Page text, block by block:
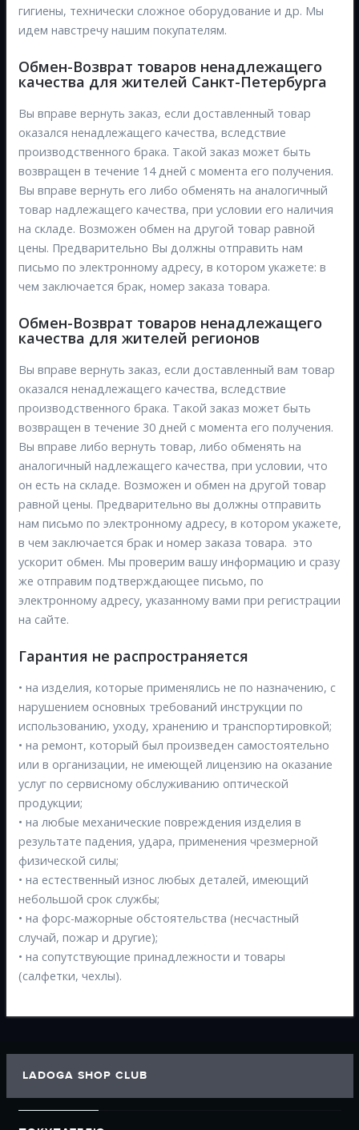
гигиены, технически сложное оборудование и др. Мы
идем навстречу нашим покупателям.
Обмен-Возврат товаров ненадлежащего
качества для жителей Санкт-Петербурга
Вы вправе вернуть заказ, если доставленный товар
оказался ненадлежащего качества, вследствие
производственного брака. Такой заказ может быть
возвращен в течение 14 дней с момента его получения.
Вы вправе вернуть его либо обменять на аналогичный
товар надлежащего качества, при условии его наличия
на складе. Возможен обмен на другой товар равной
цены. Предварительно Вы должны отправить нам
письмо по электронному адресу, в котором укажете: в
чем заключается брак, номер заказа товара.
Обмен-Возврат товаров ненадлежащего
качества для жителей регионов
Вы вправе вернуть заказ, если доставленный вам товар
оказался ненадлежащего качества, вследствие
производственного брака. Такой заказ может быть
возвращен в течение 30 дней с момента его получения.
Вы вправе либо вернуть товар, либо обменять на
аналогичный надлежащего качества, при условии, что
он есть на складе. Возможен и обмен на другой товар
равной цены. Предварительно вы должны отправить
нам письмо по электронному адресу, в котором укажете,
в чем заключается брак и номер заказа товара. это
ускорит обмен. Мы проверим вашу информацию и сразу
же отправим подтверждающее письмо, по
электронному адресу, указанному вами при регистрации
на сайте.
Гарантия не распространяется
• на изделия, которые применялись не по назначению, с
нарушением основных требований инструкции по
использованию, уходу, хранению и транспортировкой;
• на ремонт, который был произведен самостоятельно
или в организации, не имеющей лицензию на оказание
услуг по сервисному обслуживанию оптической
продукции;
• на любые механические повреждения изделия в
результате падения, удара, применения чрезмерной
физической силы;
• на естественный износ любых деталей, имеющий
небольшой срок службы;
• на форс-мажорные обстоятельства (несчастный
случай, пожар и другие);
• на сопутствующие принадлежности и товары
(салфетки, чехлы).
LADOGA SHOP CLUB